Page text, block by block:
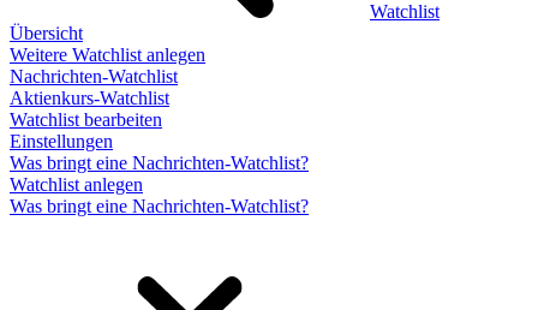
Watchlist
Übersicht
Weitere Watchlist anlegen
Nachrichten-Watchlist
Aktienkurs-Watchlist
Watchlist bearbeiten
Einstellungen
Was bringt eine Nachrichten-Watchlist?
Watchlist anlegen
Was bringt eine Nachrichten-Watchlist?